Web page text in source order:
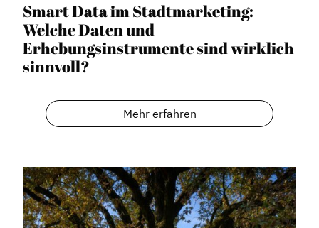
Smart Data im Stadtmarketing:
Welche Daten und
Erhebungsinstrumente sind wirklich
sinnvoll?
Mehr erfahren